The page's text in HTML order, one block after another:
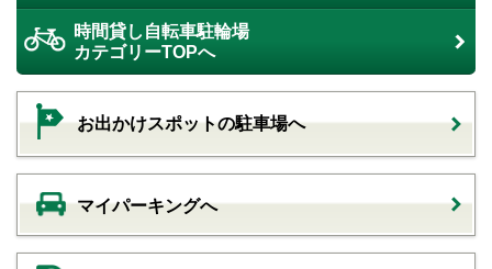
時間貸し自転車駐輪場
カテゴリーTOPへ
お出かけスポットの駐車場へ
マイパーキングへ